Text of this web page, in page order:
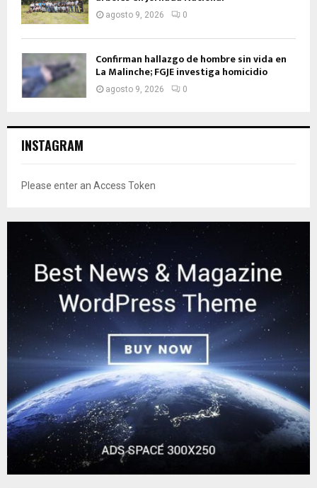
agosto 9, 2026 0
Confirman hallazgo de hombre sin vida en
La Malinche; FGJE investiga homicidio
agosto 9, 2026 0
INSTAGRAM
Please enter an Access Token